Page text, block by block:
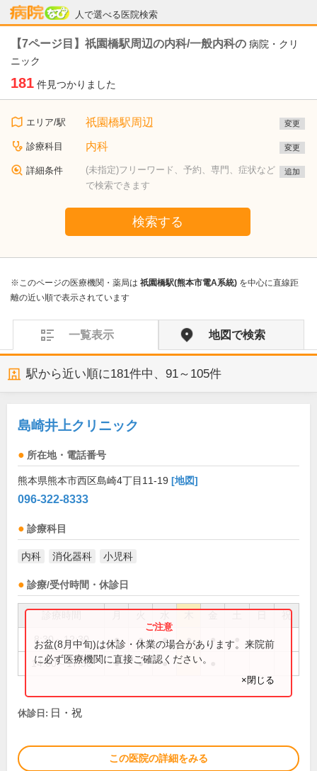
人で選べる医院検索
病院なび
【7ページ目】祇園橋駅周辺の内科/一般内科の 病院・クリ
ニック
181 件見つかりました
エリア/駅 祇園橋駅周辺 変更
診療科目 内科 変更
詳細条件
(未指定)フリーワード、予約、専門、症状など
で検索できます
追加
検索する
※このページの医療機関・薬局は 祇園橋駅(熊本市電A系統) を中心に直線距
離の近い順で表示されています
一覧表示 地図で検索
駅から近い順に181件中、 91～105件
島崎井上クリニック
所在地・電話番号
熊本県熊本市西区島崎4丁目11-19 [地図]
096-322-8333
診療科目
内科 消化器科 小児科
診療/受付時間・休診日
祝
8:30～12:30 ● ● ● ● ●
14:00～17:30 ● ● ●
お盆(8月中旬)は休診・休業の場合があります。来院前
に必ず医療機関に直接ご確認ください。
×閉じる
休診日: 日・祝
この医院の詳細をみる